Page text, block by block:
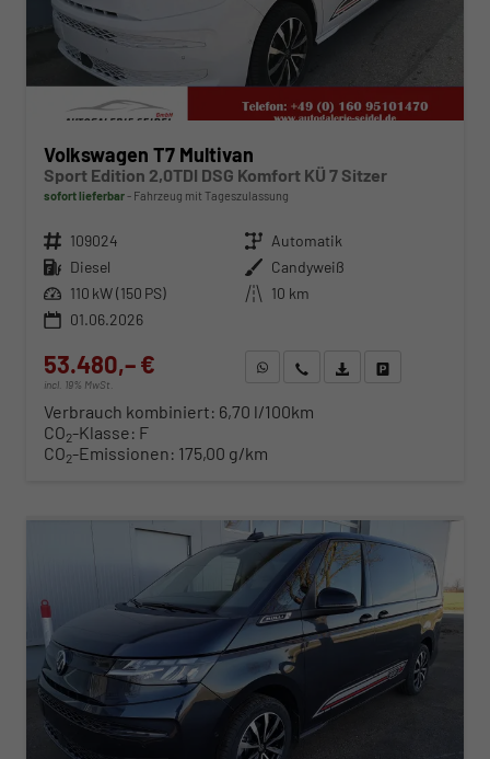
Volkswagen T7 Multivan
Sport Edition 2,0TDI DSG Komfort KÜ 7 Sitzer
sofort lieferbar Fahrzeug mit Tageszulassung
Fahrzeugnr. 109024 Getriebe Automatik
Kraftstoff Diesel Außenfarbe Candyweiß
Leistung 110 kW (150 PS) Kilometerstand 10 km
01.06.2026
53.480,– €
incl. 19% MwSt.
WhatsApp anfragen
Wir rufen Sie anFahrzeugexposé (PDF)
Verbrauch kombiniert: 6,70 l/100km
CO2-Klasse: F
CO2-Emissionen: 175,00 g/km